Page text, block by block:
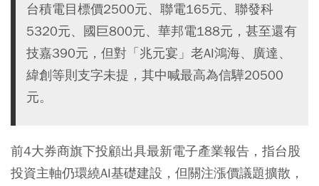
台積電目標價2500元、聯電165元、聯發科
5320元、國巨800元、華邦電188元，甚至還有
技嘉390元，但對「兆元宴」老AI鴻海、廣達、
緯創等則支字未提，其中喊最高為信驊20500
元。
前4大券商旗下投顧出具最新電子產業報告，指台股
投資主軸仍環繞AI基礎建設，但關注漲價議題擴散，